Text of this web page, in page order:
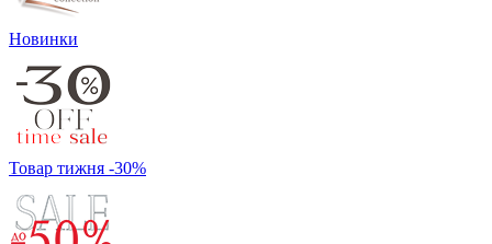
Новинки
Товар тижня -30%